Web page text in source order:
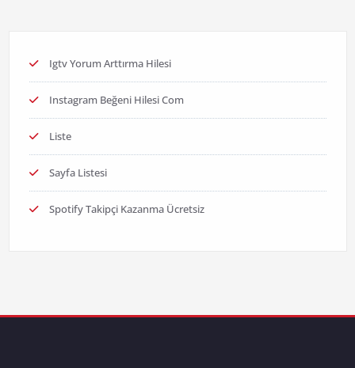
Igtv Yorum Arttırma Hilesi
Instagram Beğeni Hilesi Com
Liste
Sayfa Listesi
Spotify Takipçi Kazanma Ücretsiz